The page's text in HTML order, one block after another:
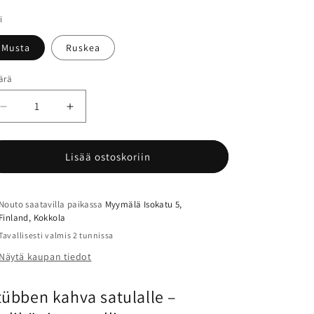
Musta Ruskea
Vähennä
tuotteen
Stübben
satulalle
Lisää
tuotteen
Stübben
kahva
satulalle
Lisää ostoskoriin
Nouto saatavilla paikassa Myymälä Isokatu 5,
Finland, Kokkola
valmis 2 tunnissa
Näytä kaupan tiedot
kahva satulalle –